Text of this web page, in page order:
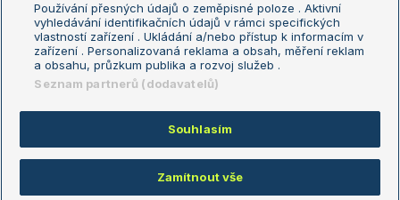
Podmínky užití
Nastavení soukromí
GDPR a žurnalistika
Reklama
Kontakt
Informace o zpracování osobních
údajů
Copyright © 2008-2026 TenisPortal.cz. Využíváme zpravodajství ČTK.
Používání přesných údajů o zeměpisné poloze . Aktivní
vyhledávání identifikačních údajů v rámci specifických
vlastností zařízení . Ukládání a/nebo přístup k informacím v
zařízení . Personalizovaná reklama a obsah, měření reklam
a obsahu, průzkum publika a rozvoj služeb .
Seznam partnerů (dodavatelů)
Souhlasím
Zamítnout vše